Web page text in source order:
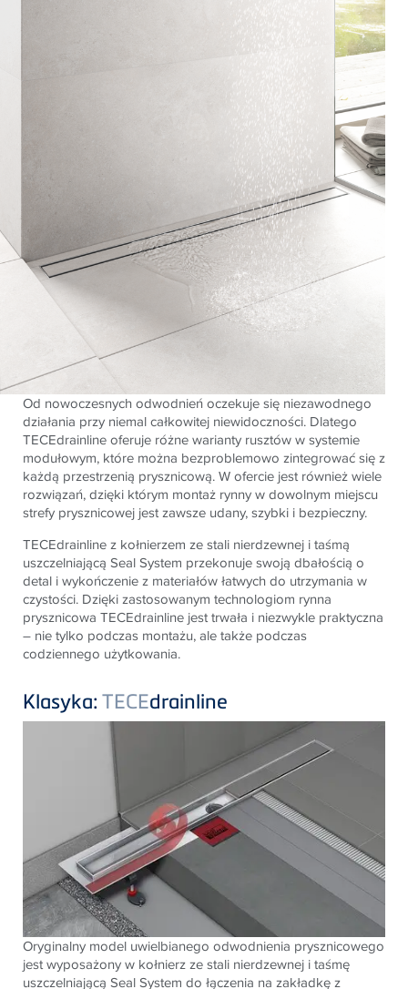
Od nowoczesnych odwodnień oczekuje się niezawodnego
działania przy niemal całkowitej niewidoczności. Dlatego
TECEdrainline oferuje różne warianty rusztów w systemie
modułowym, które można bezproblemowo zintegrować się z
każdą przestrzenią prysznicową. W ofercie jest również wiele
rozwiązań, dzięki którym montaż rynny w dowolnym miejscu
strefy prysznicowej jest zawsze udany, szybki i bezpieczny.
TECEdrainline z kołnierzem ze stali nierdzewnej i taśmą
uszczelniającą Seal System przekonuje swoją dbałością o
detal i wykończenie z materiałów łatwych do utrzymania w
czystości. Dzięki zastosowanym technologiom rynna
prysznicowa TECEdrainline jest trwała i niezwykle praktyczna
– nie tylko podczas montażu, ale także podczas
codziennego użytkowania.
Klasyka: TECEdrainline
Oryginalny model uwielbianego odwodnienia prysznicowego
jest wyposażony w kołnierz ze stali nierdzewnej i taśmę
uszczelniającą Seal System do łączenia na zakładkę z